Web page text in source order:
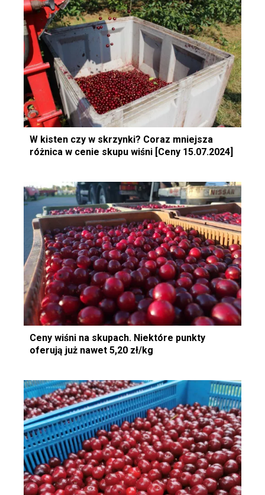
W kisten czy w skrzynki? Coraz mniejsza
różnica w cenie skupu wiśni [Ceny 15.07.2024]
Ceny wiśni na skupach. Niektóre punkty
oferują już nawet 5,20 zł/kg